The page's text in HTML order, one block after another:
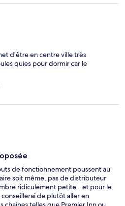
d'être en centre ville très
quies pour dormir car le
de fonctionnement poussent au
soit même, pas de distributeur
ridiculement petite...et pour le
de plutôt aller en